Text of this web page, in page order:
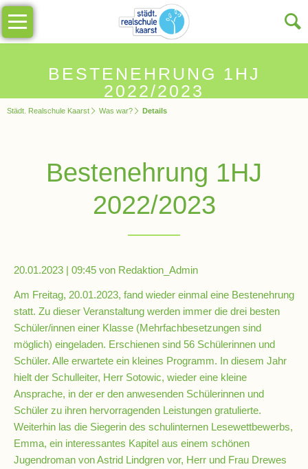
BESTENEHRUNG 1HJ
2022/2023
Navigation
überspringen
Unsere
Schule
Schulinfos
Allgemeine
Impressionen
Kollegium
Schulsozialarbeit
Hausmeister
Übermittagsbetreuung
Städt. Realschule Kaarst Was war? Details
Bestenehrung 1HJ
2022/2023
20.01.2023 | 09:45 von Redaktion_Admin
Am Freitag, 20.01.2023, fand wieder einmal eine Bestenehrung
statt. Zu dieser Veranstaltung werden immer die drei besten
Schüler/innen einer Klasse (Mehrfachbesetzungen sind
möglich) eingeladen. Erschienen sind 56 Schülerinnen und
Schüler. Alle erwartete ein kleines Programm. In diesem Jahr
hielt der Schulleiter, Herr Sotowic, wieder eine kleine
Ansprache, in der er den anwesenden Schülerinnen und
Schüler zu ihren hervorragenden Leistungen gratulierte.
Weiterhin las die Siegerin des schulinternen Lesewettbewerbs,
Emma, ein interessantes Kapitel aus einem schönen
Jugendroman von Astrid Lindgren vor, Herr und Frau Drewes